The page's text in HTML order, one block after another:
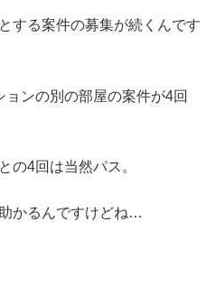
する案件の募集が続くんです
ンの別の部屋の案件が4回
の4回は当然パス。
かるんですけどね…